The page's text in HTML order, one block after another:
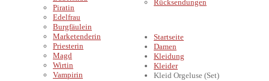
Piratin
Edelfrau
Burgfäulein
Marketenderin
Priesterin
Magd
Wirtin
Vampirin
Rücksendungen
Startseite
Damen
Kleidung
Kleider
Kleid Orgeluse (Set)